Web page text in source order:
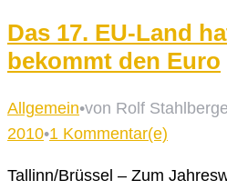
Das 17. EU-Land
bekommt den Euro
Allgemein•von Rolf
2010•1 Kommentar(e)
Tallinn/Brüssel – Zum